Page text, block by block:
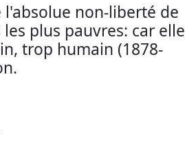
l'absolue non-liberté de
plus pauvres: car elle
trop humain (1878-